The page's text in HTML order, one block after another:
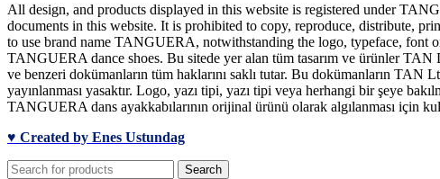
All design, and products displayed in this website is registered under
documents in this website. It is prohibited to copy, reproduce, distribute,
to use brand name TANGUERA, notwithstanding the logo, typeface, font
TANGUERA dance shoes. Bu sitede yer alan tüm tasarım ve ürünler
ve benzeri dokümanların tüm haklarını saklı tutar. Bu dokümanların TAN
yayınlanması yasaktır. Logo, yazı tipi, yazı tipi veya herhangi bir şeye
TANGUERA dans ayakkabılarının orijinal ürünü olarak algılanması için
♥ Created by Enes Ustundag
Search